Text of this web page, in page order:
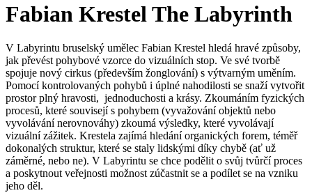
Fabian Krestel The Labyrinth
V Labyrintu bruselský umělec Fabian Krestel hledá hravé způsoby,
jak převést pohybové vzorce do vizuálních stop. Ve své tvorbě
spojuje nový cirkus (především žonglování) s výtvarným uměním.
Pomocí kontrolovaných pohybů i úplné nahodilosti se snaží vytvořit
prostor plný hravosti, jednoduchosti a krásy. Zkoumáním fyzických
procesů, které souvisejí s pohybem (vyvažování objektů nebo
vyvolávání nerovnováhy) zkoumá výsledky, které vyvolávají
vizuální zážitek. Krestela zajímá hledání organických forem, téměř
dokonalých struktur, které se staly lidskými díky chybě (ať už
záměrné, nebo ne). V Labyrintu se chce podělit o svůj tvůrčí proces
a poskytnout veřejnosti možnost zúčastnit se a podílet se na vzniku
jeho děl.